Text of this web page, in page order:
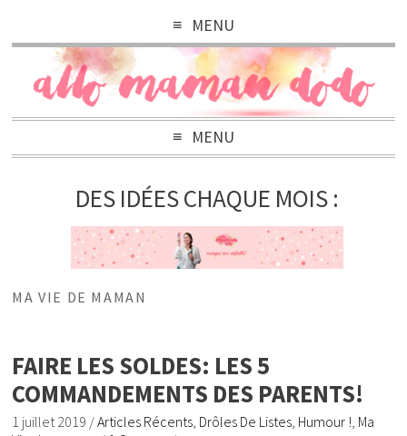
MENU
MENU
DES IDÉES CHAQUE MOIS :
MA VIE DE MAMAN
FAIRE LES SOLDES: LES 5
COMMANDEMENTS DES PARENTS!
1 juillet 2019 /Articles Récents Drôles De Listes Humour ! Ma